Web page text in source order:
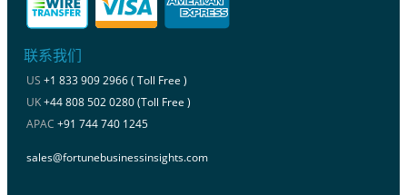
联系我们
US +1 833 909 2966 ( Toll Free )
UK+44 808 502 0280 (Toll Free )
APAC +91 744 740 1245
sales@fortunebusinessinsights.com